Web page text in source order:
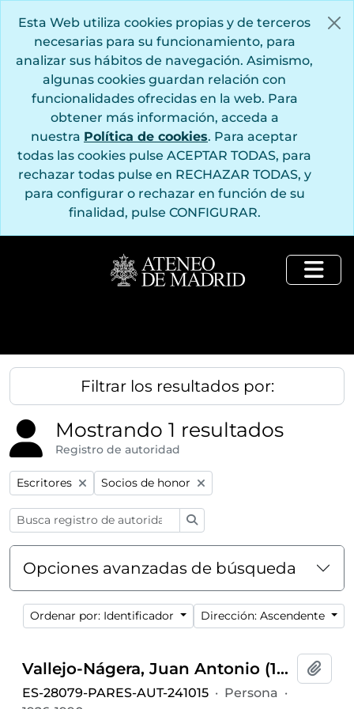
Esta Web utiliza cookies propias y de terceros
necesarias para su funcionamiento, para
analizar sus hábitos de navegación. Asimismo,
algunas cookies guardan relación con
funcionalidades ofrecidas en la web. Para
obtener más información, acceda a
nuestra Política de cookies. Para aceptar
todas las cookies pulse ACEPTAR TODAS, para
rechazar todas pulse en RECHAZAR TODAS, y
para configurar o rechazar en función de su
finalidad, pulse CONFIGURAR.
Filtrar los resultados por:
Mostrando 1 resultados
Registro de autoridad
Remove filter:
Escritores Remove filter:
Socios de honor
Opciones avanzadas de búsqueda
Ordenar por: Identificador Dirección: Ascendente
Vallejo-Nágera, Juan Antonio (1926-1990)
ES-28079-PARES-AUT-241015 · Persona ·